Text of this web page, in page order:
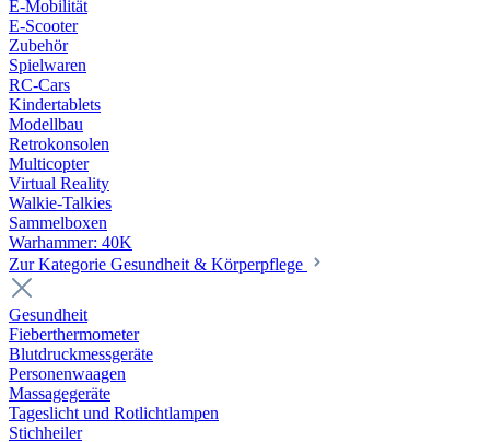
E-Mobilität
E-Scooter
Zubehör
Spielwaren
RC-Cars
Kindertablets
Modellbau
Retrokonsolen
Multicopter
Virtual Reality
Walkie-Talkies
Sammelboxen
Warhammer: 40K
Zur Kategorie Gesundheit & Körperpflege
Gesundheit
Fieberthermometer
Blutdruckmessgeräte
Personenwaagen
Massagegeräte
Tageslicht und Rotlichtlampen
Stichheiler